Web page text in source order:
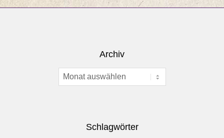
Archiv
Archiv
Schlagwörter